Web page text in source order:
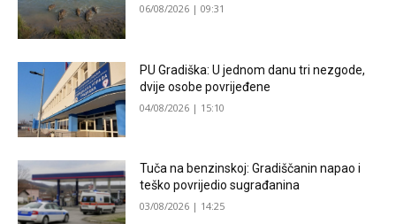
06/08/2026 | 09:31
PU Gradiška: U jednom danu tri nezgode,
dvije osobe povrijeđene
04/08/2026 | 15:10
Tuča na benzinskoj: Gradiščanin napao i
teško povrijedio sugrađanina
03/08/2026 | 14:25